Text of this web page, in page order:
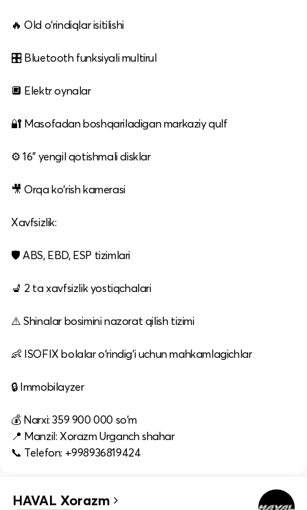
🔥 Old o‘rindiqlar isitilishi
🎛 Bluetooth funksiyali multirul
🔲 Elektr oynalar
🔐 Masofadan boshqariladigan markaziy qulf
⚙️ 16" yengil qotishmali disklar
🎥 Orqa ko‘rish kamerasi
Xavfsizlik:
🛡 ABS, EBD, ESP tizimlari
💺 2 ta xavfsizlik yostiqchalari
⚠️ Shinalar bosimini nazorat qilish tizimi
👶 ISOFIX bolalar o‘rindig‘i uchun mahkamlagichlar
🔒 Immobilayzer
💰 Narxi: 359 900 000 so‘m
📍 Manzil: Xorazm Urganch shahar
📞 Telefon: +998936819424
HAVAL Xorazm